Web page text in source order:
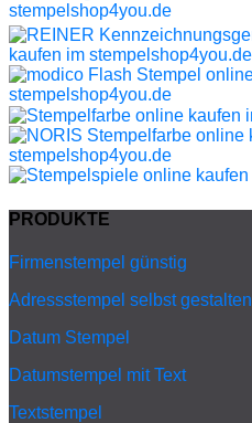
PRODUKTE
Firmenstempel günstig
Adressstempel selbst gestalten
Datum Stempel
Datumstempel mit Text
Textstempel